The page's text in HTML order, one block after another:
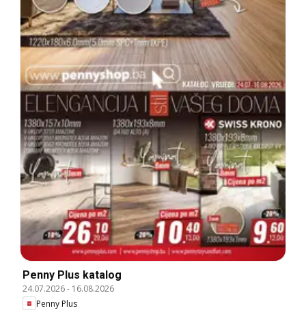
Penny Plus katalog
24.07.2026- 16.08.2026
Penny Plus